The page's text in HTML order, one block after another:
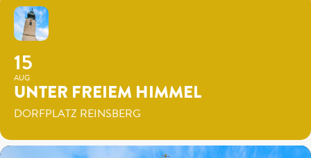
15
AUG
UNTER FREIEM HIMMEL
DORFPLATZ REINSBERG